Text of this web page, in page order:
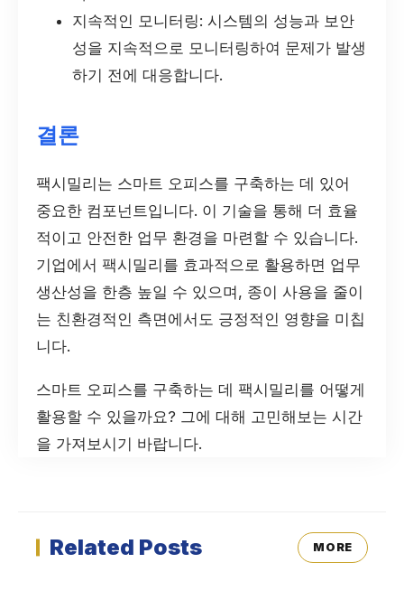
지속적인 모니터링: 시스템의 성능과 보안
성을 지속적으로 모니터링하여 문제가 발생
하기 전에 대응합니다.
결론
팩시밀리는 스마트 오피스를 구축하는 데 있어
중요한 컴포넌트입니다. 이 기술을 통해 더 효율
적이고 안전한 업무 환경을 마련할 수 있습니다.
기업에서 팩시밀리를 효과적으로 활용하면 업무
생산성을 한층 높일 수 있으며, 종이 사용을 줄이
는 친환경적인 측면에서도 긍정적인 영향을 미칩
니다.
스마트 오피스를 구축하는 데 팩시밀리를 어떻게
활용할 수 있을까요? 그에 대해 고민해보는 시간
을 가져보시기 바랍니다.
Related Posts MORE